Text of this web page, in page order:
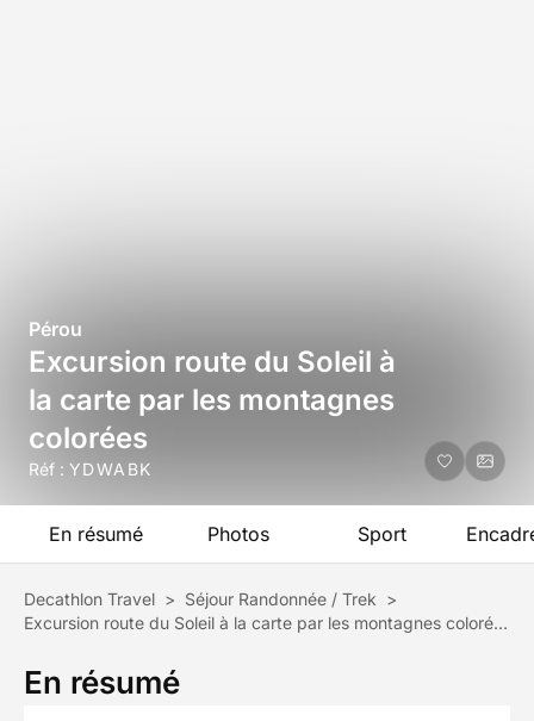
Pérou
Excursion route du Soleil à
la carte par les montagnes
colorées
Réf : YDWABK
En résumé Photos Sport
Decathlon Travel > Séjour Randonnée / Trek >
Excursion route du Soleil à la carte par les montagnes colorées
En résumé